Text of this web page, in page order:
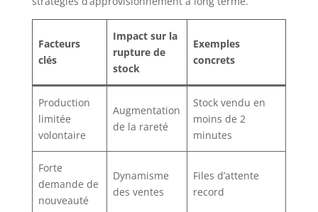
Facteurs
clés
Impact sur la
rupture de
stock
Exemples
concrets
Production
limitée
volontaire
Augmentation
de la rareté
Stock vendu en
moins de 2
minutes
Forte
demande de
nouveauté
Dynamisme
des ventes
Files d’attente
record